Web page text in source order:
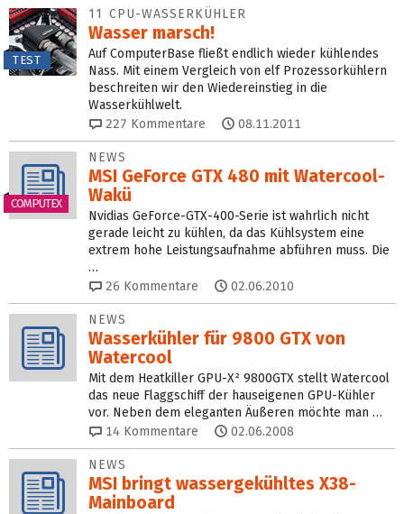
TEST
11 CPU-WASSERKÜHLER
Wasser marsch!
Auf ComputerBase fließt endlich wieder kühlendes
Nass. Mit einem Vergleich von elf Prozessorkühlern
beschreiten wir den Wiedereinstieg in die
Wasserkühlwelt.
227 Kommentare 08.11.2011
COMPUTEX
NEWS
MSI GeForce GTX 480 mit Watercool-
Wakü
Nvidias GeForce-GTX-400-Serie ist wahrlich nicht
gerade leicht zu kühlen, da das Kühlsystem eine
extrem hohe Leistungsaufnahme abführen muss. Die
…
26 Kommentare 02.06.2010
NEWS
Wasserkühler für 9800 GTX von
Watercool
Mit dem Heatkiller GPU-X² 9800GTX stellt Watercool
das neue Flaggschiff der hauseigenen GPU-Kühler
vor. Neben dem eleganten Äußeren möchte man …
14 Kommentare 02.06.2008
NEWS
MSI bringt wassergekühltes X38-
Mainboard